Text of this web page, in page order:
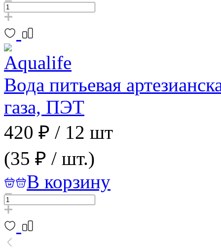
Вода питьевая
газа, ПЭТ
420 ₽ / 12 шт
(35 ₽ / шт.)
В корзину